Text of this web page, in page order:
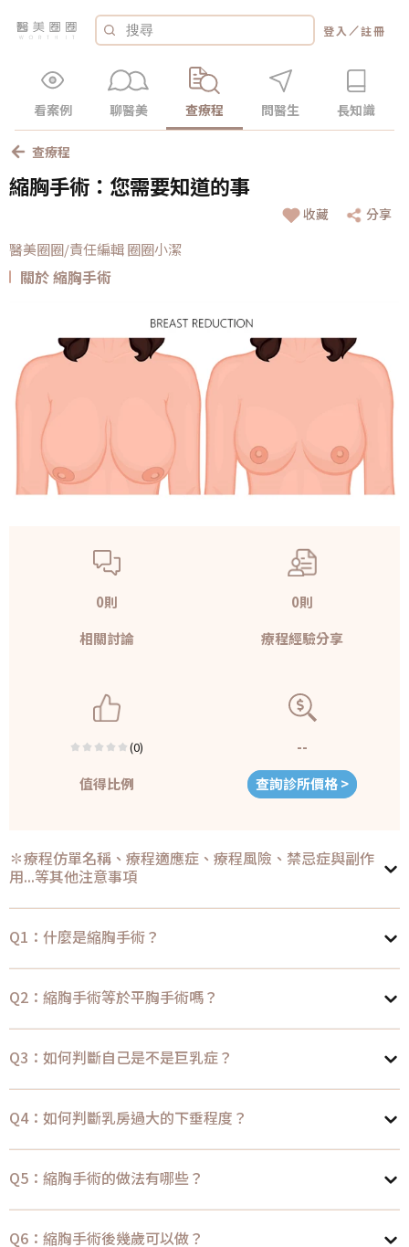
登入 ／註冊
看案例 聊醫美 查療程 問醫生 長知識
查療程
縮胸手術：您需要知道的事
收藏 分享
醫美圈圈/責任編輯 圈圈小潔
關於 縮胸手術
0則
相關討論
0則
療程經驗分享
(0)
值得比例
--
查詢診所價格 >
✽療程仿單名稱、療程適應症、療程風險、禁忌症與副作
用...等其他注意事項
Q1：什麼是縮胸手術？
Q2：縮胸手術等於平胸手術嗎？
Q3：如何判斷自己是不是巨乳症？
Q4：如何判斷乳房過大的下垂程度？
Q5：縮胸手術的做法有哪些？
Q6：縮胸手術後幾歲可以做？